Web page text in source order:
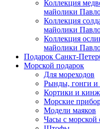
Коллекция
майолики
Коллекция
майолики
Коллекция
майолики
Подарок Санкт-
Морской подарок
Для мореходов
Рынды, гонги и
Кортики и
Морские
Модели маяков
Часы с морской